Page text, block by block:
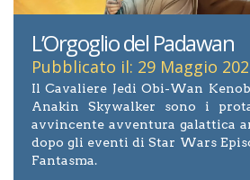
L’Orgoglio del Padawan
Pubblicato il: 29 Maggio
Il Cavaliere Jedi Obi-Wan
Anakin Skywalker sono i
avvincente avventura galattica
dopo gli eventi di Star Wars
Fantasma.